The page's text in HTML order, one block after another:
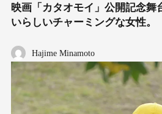
映画「カタオモイ」公開記念舞
いらしいチャーミングな女性。
Hajime Minamoto